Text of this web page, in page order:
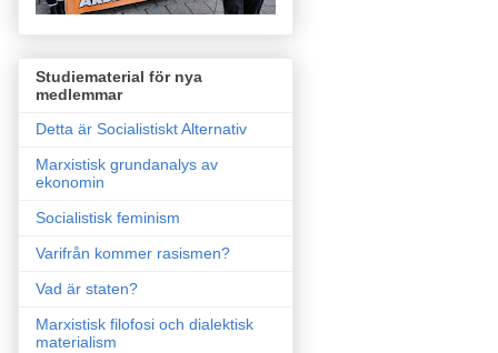
Studiematerial för nya
medlemmar
Detta är Socialistiskt Alternativ
Marxistisk grundanalys av
ekonomin
Socialistisk feminism
Varifrån kommer rasismen?
Vad är staten?
Marxistisk filofosi och dialektisk
materialism